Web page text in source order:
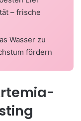
– frische
Wasser zu
fördern